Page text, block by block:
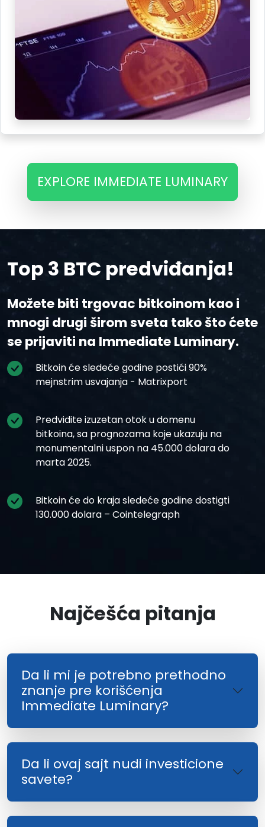
EXPLORE IMMEDIATE LUMINARY
Top 3 BTC predviđanja!
Možete biti trgovac bitkoinom kao i
mnogi drugi širom sveta tako što ćete
se prijaviti na Immediate Luminary.
Bitkoin će sledeće godine postići 90%
mejnstrim usvajanja - Matrixport
Predvidite izuzetan otok u domenu
bitkoina, sa prognozama koje ukazuju na
monumentalni uspon na 45.000 dolara do
marta 2025.
Bitkoin će do kraja sledeće godine dostigti
130.000 dolara – Cointelegraph
Najčešća pitanja
Da li mi je potrebno prethodno
znanje pre korišćenja
Immediate Luminary?
Da li ovaj sajt nudi investicione
savete?